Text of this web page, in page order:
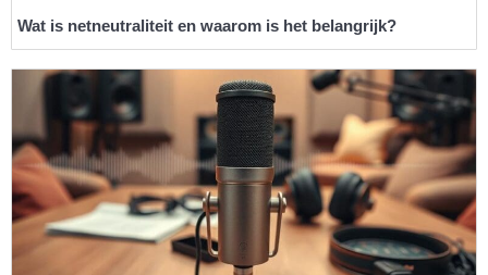
Wat is netneutraliteit en waarom is het belangrijk?